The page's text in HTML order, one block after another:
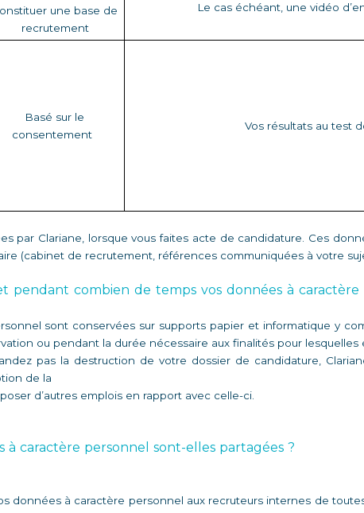
Le cas échéant, une vidéo
une base de
recrutement
Basé sur le
consentement
Vos résultats au test
par Clariane, lorsque vous faites acte de candidature. Ces
(cabinet de recrutement, références communiquées à votre
pendant combien de temps vos données à caractère
sont conservées sur supports papier et informatique y
ou pendant la durée nécessaire aux finalités pour lesquelles
pas la destruction de votre dossier de candidature,
de la
d’autres emplois en rapport avec celle-ci.
à caractère personnel sont-elles partagées ?
données à caractère personnel aux recruteurs internes de